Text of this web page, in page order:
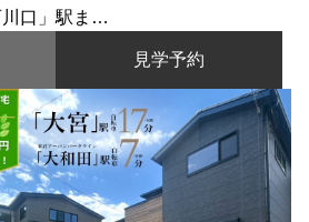
口」駅ま…
見学予約